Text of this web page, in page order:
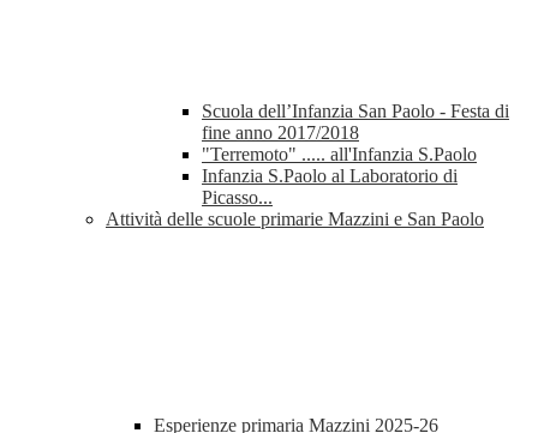
Scuola dell’Infanzia San Paolo - Festa di
fine anno 2017/2018
"Terremoto" ..... all'Infanzia S.Paolo
Infanzia S.Paolo al Laboratorio di
Picasso...
Attività delle scuole primarie Mazzini e San Paolo
Esperienze primaria Mazzini 2025-26